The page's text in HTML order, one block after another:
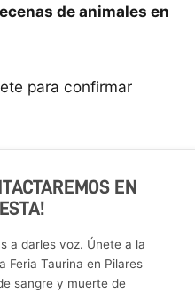
de animales en
para confirmar
EN
a darles voz. Únete a la
Feria Taurina en Pilares
sangre y muerte de